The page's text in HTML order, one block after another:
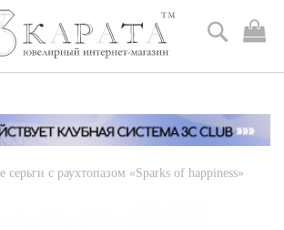
Поиск
серьги с раухтопазом «Sparks of happiness»